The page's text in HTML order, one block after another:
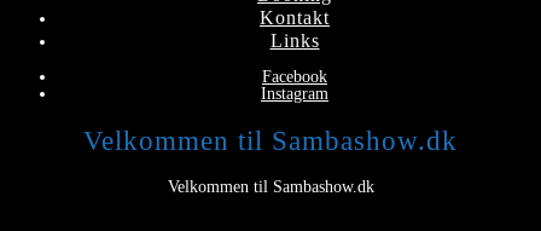
Kontakt
Links
Facebook
Instagram
Velkommen til Sambashow.dk
Velkommen til Sambashow.dk